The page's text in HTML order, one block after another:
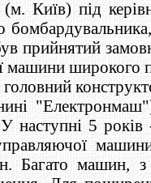
Київ) під
прийнятий
машини широкого
5 років -
Багато машин,